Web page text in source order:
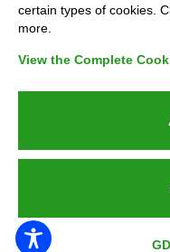
PUBLIC
Azienda
P.IVA
certain types of cookies.
more.
View the Complete